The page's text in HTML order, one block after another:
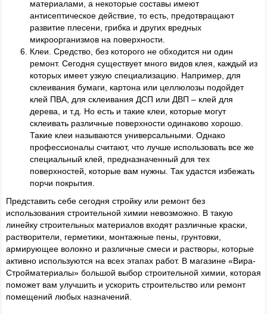
материалами, а некоторые составы имеют
антисептическое действие, то есть, предотвращают
развитие плесени, грибка и других вредных
микроорганизмов на поверхности.
Клеи. Средство, без которого не обходится ни один
ремонт. Сегодня существует много видов клея, каждый из
которых имеет узкую специализацию. Например, для
склеивания бумаги, картона или целлюлозы подойдет
клей ПВА, для склеивания ДСП или ДВП – клей для
дерева, и т.д. Но есть и такие клеи, которые могут
склеивать различные поверхности одинаково хорошо.
Такие клеи называются универсальными. Однако
профессионалы считают, что лучше использовать все же
специальный клей, предназначенный для тех
поверхностей, которые вам нужны. Так удастся избежать
порчи покрытия.
Представить себе сегодня стройку или ремонт без
использования строительной химии невозможно. В такую
линейку строительных материалов входят различные краски,
растворители, герметики, монтажные пены, грунтовки,
армирующее волокно и различные смеси и растворы, которые
активно используются на всех этапах работ. В магазине «Вира-
Стройматериалы» большой выбор строительной химии, которая
поможет вам улучшить и ускорить строительство или ремонт
помещений любых назначений.